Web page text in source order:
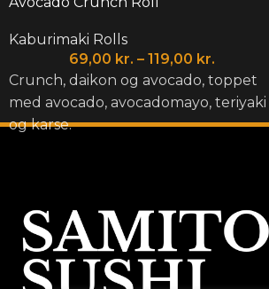
Kaburimaki Rolls
69,00 kr. – 119,00 kr.
Crunch, daikon og avocado, toppet
med avocado, avocadomayo, teriyaki
og karse.